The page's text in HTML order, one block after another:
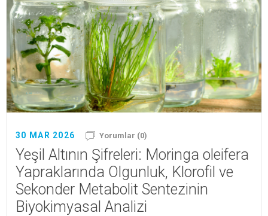
30 MAR 2026 Yorumlar (0)
Yeşil Altının Şifreleri: Moringa oleifera
Yapraklarında Olgunluk, Klorofil ve
Sekonder Metabolit Sentezinin
Biyokimyasal Analizi